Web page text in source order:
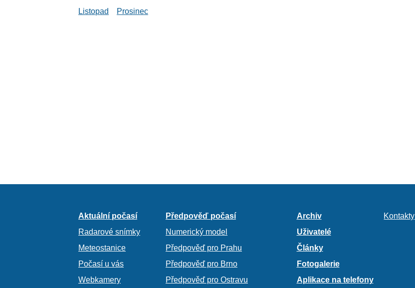
Listopad
Prosinec
Aktuální počasí
Radarové snímky
Meteostanice
Počasí u vás
Webkamery
Předpověď počasí
Numerický model
Předpověď pro Prahu
Předpověď pro Brno
Předpověď pro Ostravu
Archiv
Uživatelé
Články
Fotogalerie
Aplikace na telefony
Kontakty